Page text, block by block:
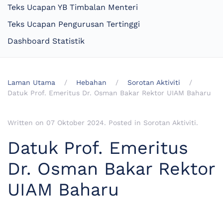
Teks Ucapan YB Timbalan Menteri
Teks Ucapan Pengurusan Tertinggi
Dashboard Statistik
Laman Utama Hebahan
Sorotan Aktiviti
Datuk Prof. Emeritus Dr. Osman Bakar Rektor UIAM Baharu
Written on 07 Oktober 2024. Posted in Sorotan Aktiviti.
Datuk Prof. Emeritus
Dr. Osman Bakar Rektor
UIAM Baharu